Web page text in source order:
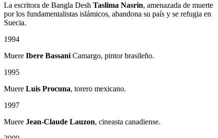
La escritora de Bangla Desh Taslima Nasrin, amenazada de muerte
por los fundamentalistas islámicos, abandona su país y se refugia en
Suecia.
1994
Muere Ibere Bassani Camargo, pintor brasileño.
1995
Muere Luis Procuna, torero mexicano.
1997
Muere Jean-Claude Lauzon, cineasta canadiense.